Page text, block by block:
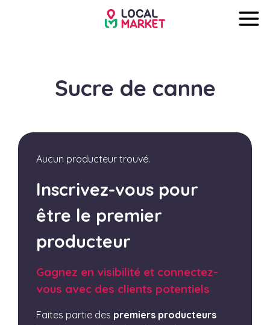
Sucre de canne
Aucun producteur trouvé.
Inscrivez-vous pour
être le premier
producteur
Gagnez en visibilité et connectez-
vous avec des clients potentiels
Faites partie des premiers producteurs